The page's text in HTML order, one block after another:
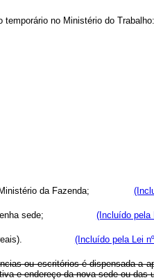
temporário no Ministério
do Ministério da Fazenda;
que tenha sede; (Incluído pela
mil reais). (Incluído pela Lei
ou escritórios é dispensada
e endereço da nova sede ou das